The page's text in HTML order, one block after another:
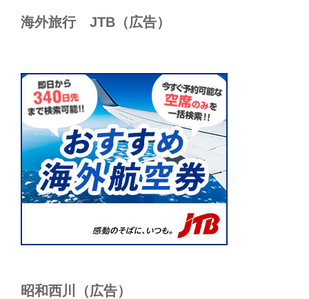
海外旅行 JTB（広告）
昭和西川（広告）